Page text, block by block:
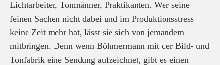
Lichtarbeiter, Tonmänner, Praktikanten. Wer seine
feinen Sachen nicht dabei und im Produktionsstress
keine Zeit mehr hat, lässt sie sich von jemandem
mitbringen. Denn wenn Böhmermann mit der Bild- und
Tonfabrik eine Sendung aufzeichnet, gibt es einen